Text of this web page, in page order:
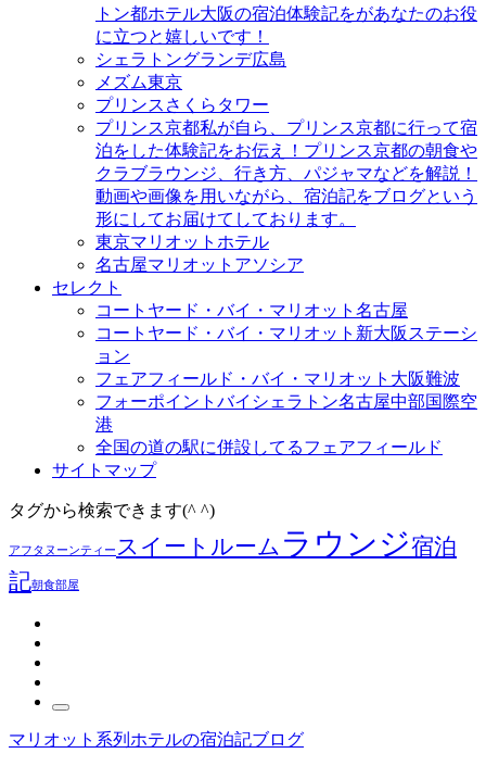
トン都ホテル大阪の宿泊体験記をがあなたのお役
に立つと嬉しいです！
シェラトングランデ広島
メズム東京
プリンスさくらタワー
プリンス京都私が自ら、プリンス京都に行って宿
泊をした体験記をお伝え！プリンス京都の朝食や
クラブラウンジ、行き方、パジャマなどを解説！
動画や画像を用いながら、宿泊記をブログという
形にしてお届けてしております。
東京マリオットホテル
名古屋マリオットアソシア
セレクト
コートヤード・バイ・マリオット名古屋
コートヤード・バイ・マリオット新大阪ステーシ
ョン
フェアフィールド・バイ・マリオット大阪難波
フォーポイントバイシェラトン名古屋中部国際空
港
全国の道の駅に併設してるフェアフィールド
サイトマップ
タグから検索できます(^ ^)
アフタヌーンティースイートルーム ラウンジ宿泊
記朝食部屋
マリオット系列ホテルの宿泊記ブログ